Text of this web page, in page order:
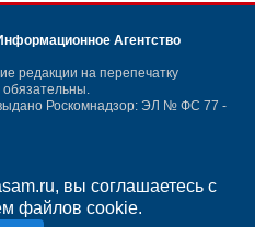
вы соглашаетесь с
файлов cookie.
Агентство
редакции на перепечатку
Роскомнадзор: ЭЛ № ФС 77 -